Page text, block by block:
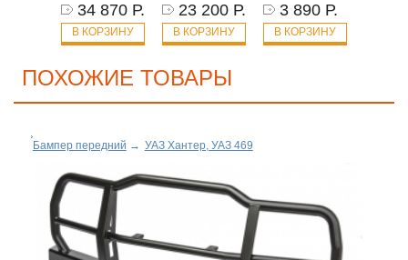
34 870 Р.
В КОРЗИНУ
23 200 Р.
В КОРЗИНУ
3 890 Р.
В КОРЗИНУ
ПОХОЖИЕ ТОВАРЫ
Бампер передний → УАЗ Хантер, УАЗ 469